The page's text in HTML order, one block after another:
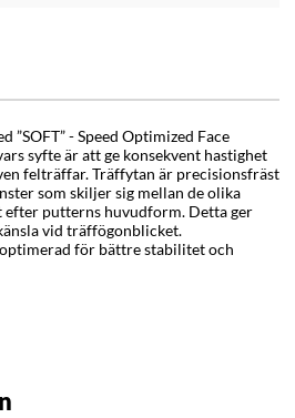
”SOFT” - Speed Optimized Face
syfte är att ge konsekvent hastighet
felträffar. Träffytan är precisionsfräst
som skiljer sig mellan de olika
efter putterns huvudform. Detta ger
vid träffögonblicket.
för bättre stabilitet och